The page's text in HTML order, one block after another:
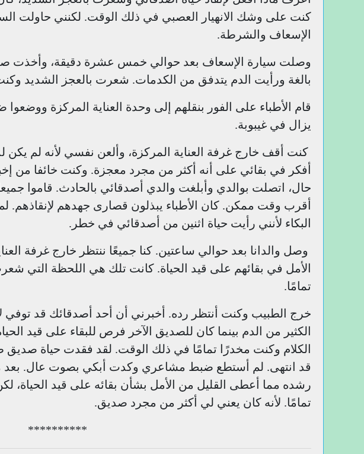
كنت على وشك الانهيار العصبي في ذلك الوقت. لكنني حاولت
الإسعاف والشرطة.
وصلت سيارة الإسعاف بعد حوالي خمس عشرة دقيقة، وأخذت
بالغة ورأيت الدم يتدفق من الكدمات. شعرت بالعجز الشديد
قام الأطباء على الفور بنقلهم إلى وحدة العناية المركزة
يزال في غيبوبة.
كنت أقف خارج غرفة العناية المركزة، وألعن نفسي لأنه لم
أفكر في بقائي على أنه أكثر من مجرد معجزة. وكنت خائفا من
حال، اتصلت بوالدي وأبلغت والدي أصدقائي بالحادث. قاموا
أقرب وقت ممكن. كان الأطباء يبذلون قصارى جهدهم
البكاء لأنني رأيت حياة اثنين من أصدقائي في خطر.
وصل والدانا بعد حوالي ساعتين. كنا جميعًا ننتظر خارج غرفة
الأمل في بقائهم على قيد الحياة. كانت تلك هي اللحظة التي
تمامًا.
خرج الطبيب وكنت أنتظر رده. أخبرني أن أحد أصدقائك قد
الكثير من الدم بينما كان للصديق الآخر فرص للبقاء على قيد
الكلام وكنت مخدرًا تمامًا في ذلك الوقت. لقد فقدت حياة
قد انتهى. لم أستطع ضبط مشاعري وكدت أبكي بصوت عال. بعد
رشده مما أعطى القليل من الأمل بشأن بقائه على قيد الحياة،
تمامًا. لأنه كان يعني لي أكثر من مجرد صديق.
**********